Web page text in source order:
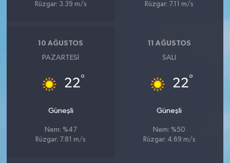
Rüzgar: 3.39 m/s
Rüzgar: 7.11 m/s
10 AĞUSTOS
PAZARTESI
22°
Güneşli
Nem: %47
Rüzgar: 7.81 m/s
11 AĞUSTOS
SALI
22°
Güneşli
Nem: %50
Rüzgar: 4.69 m/s